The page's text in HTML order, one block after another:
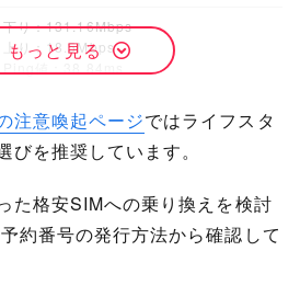
下り：131.16Mbps
上り：18.5Mbps
最大1Mbps
※トクトクプラン2は40GB超えで128kbps
※コミコミプランバリューは50GB超えで
22円/30秒
※コミコミプランバリューは10分/回の国
もっと見る
注意喚起ページではライフスタ
を推奨しています。
た格安SIMへの乗り換えを検討
約番号の発行方法から確認して